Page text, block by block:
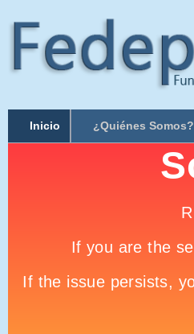
Inicio ¿Quiénes Somos?